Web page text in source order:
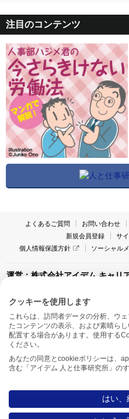
注目のコンテンツ
よくあるご質問 お問い合わせ
新規会員登録
サ
個人情報保護方針
ソーシャル
運営：株式会社アイデム キャリ
〒160-0022 東京都新宿区新宿1-4-10
アイデム本社ビル TEL:03-5269-6020
〒550-0005 大阪府大阪市西区西本町
アイデム西本町ビル7F TEL:06-7662-
Copyright AIDEM
クッキーを使用します
これらは、訪問者データの分析、ウ
たコンテンツの表示、および素晴ら
配置する場合があります。使用する
ください。
あなたの同意とcookieポリシーは、
含む「アイデム 人と仕事研究所」の
はい、